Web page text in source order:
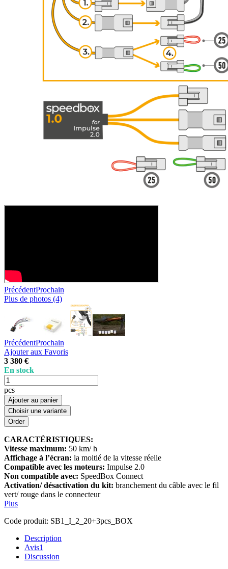
PrécédentProchain
Plus de photos (4)
PrécédentProchain
Ajouter aux Favoris
3 380 €
En stock
pcs
Ajouter au panier
Choisir une variante
CARACTÉRISTIQUES:
Vitesse maximum: 50 km/ h
Affichage à l’écran: la moitié de la vitesse réelle
Compatible avec les moteurs: Impulse 2.0
Non compatible avec: SpeedBox Connect
Activation/ désactivation du kit: branchement du câble avec le fil
vert/ rouge dans le connecteur
Plus
Code produit: SB1_I_2_20+3pcs_BOX
Description
Avis1
Discussion